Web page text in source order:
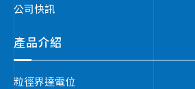
公司快訊
產品介紹
粒徑界達電位